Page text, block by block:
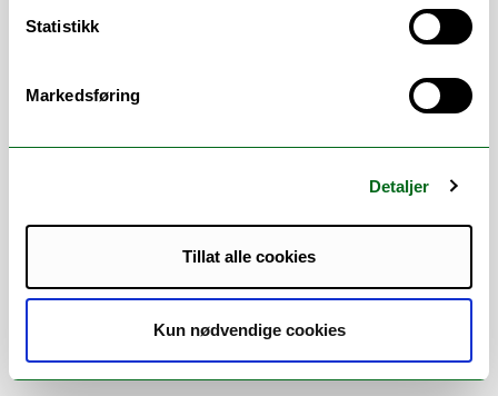
Statistikk
Markedsføring
Detaljer
Tillat alle cookies
Kun nødvendige cookies
læring.
Lær mer om vår
Vitenskapelige
arbeidsområder
Kognitiv psykologi